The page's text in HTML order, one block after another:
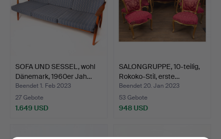
SOFA UND SESSEL, wohl
Dänemark, 1960er Jah…
Beendet 1. Feb 2023
27 Gebote
1.649 USD
SALONGRUPPE, 10-teilig,
Rokoko-Stil, erste…
Beendet 20. Jan 2023
53 Gebote
948 USD